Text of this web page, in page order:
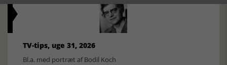
TV-tips, uge 31, 2026
Bl.a. med portræt af Bodil Koch